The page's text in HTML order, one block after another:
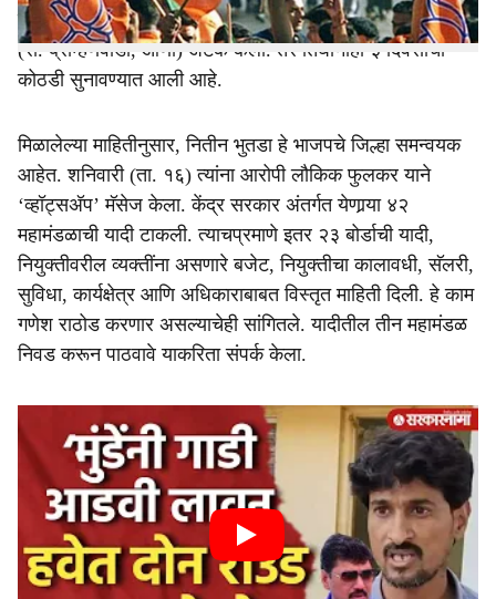
लालसिंग राठोड (रा. दाभा पहूर, बाभूळगाव), विश्‍वजित सुरेश राठोड
(रा. ब्राम्हणवाडा, आर्णी) अटक केली. तर तिघांनाही ३ दिवसाची
कोठडी सुनावण्यात आली आहे.
मिळालेल्या माहितीनुसार, नितीन भुतडा हे भाजपचे जिल्हा समन्वयक
आहेत. शनिवारी (ता. १६) त्यांना आरोपी लौकिक फुलकर याने
‘व्हॉट्सअ‍ॅप’ मॅसेज केला. केंद्र सरकार अंतर्गत येणार्‍या ४२
महामंडळाची यादी टाकली. त्याचप्रमाणे इतर २३ बोर्डाची यादी,
नियुक्तीवरील व्यक्तींना असणारे बजेट, नियुक्तीचा कालावधी, सॅलरी,
सुविधा, कार्यक्षेत्र आणि अधिकाराबाबत विस्तृत माहिती दिली. हे काम
गणेश राठोड करणार असल्याचेही सांगितले. यादीतील तीन महामंडळ
निवड करून पाठवावे याकरिता संपर्क केला.